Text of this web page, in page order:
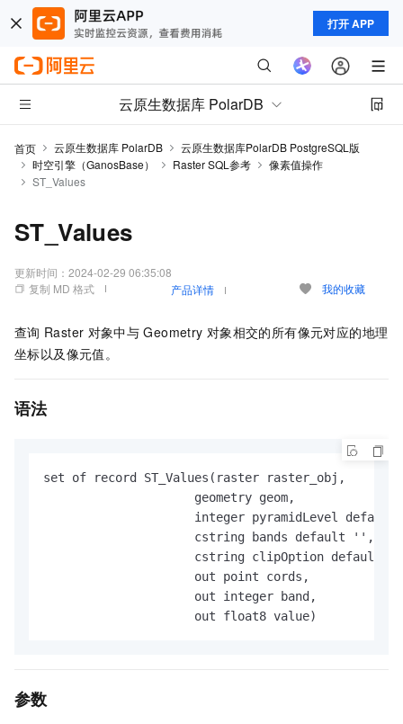
打开 APP
云原生数据库 PolarDB
首页 云原生数据库 PolarDB
云原生数据库PolarDB PostgreSQL版
时空引擎（GanosBase）
Raster SQL参考
像素值操作
ST_Values
ST_Values
更新时间： 2024-02-29 06:35:08
复制 MD 格式
产品详情 我的收藏
查询 Raster 对象中与 Geometry 对象相交的所有像元对应的地理
坐标以及像元值。
语法
set of record ST_Values(raster raster_obj,
                     geometry geom,
integer pyramidLevel default
cstring bands default '',  /
cstring clipOption default
                     out point cords,
                     out integer band,
                     out float8 value)
参数